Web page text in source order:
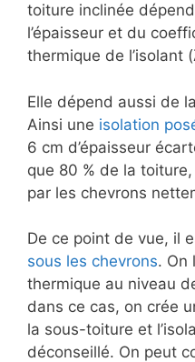
toiture inclinée
l’épaisseur et du
thermique de l’isolant
Elle dépend aussi de
Ainsi une isolation
6 cm d’épaisseur
que 80 % de la
par les chevrons
De ce point de vue, il
sous les chevrons. On
thermique au niveau
dans ce cas, on crée
la sous-toiture et
déconseillé. On peut